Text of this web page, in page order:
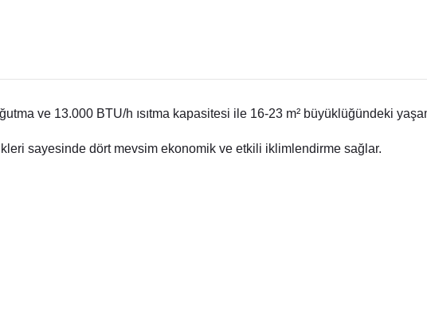
ve 13.000 BTU/h ısıtma kapasitesi ile 16-23 m² büyüklüğündeki
sayesinde dört mevsim ekonomik ve etkili iklimlendirme sağlar.